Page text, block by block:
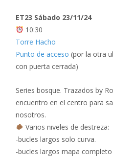
ET23 Sábado 23/11/24
10:30
Torre Hacho
Punto de acceso (por la otra
con puerta cerrada)
Series bosque. Trazados by
encuentro en el centro para
nosotros.
Varios niveles de destreza:
-bucles largos solo curva.
-bucles largos mapa completo